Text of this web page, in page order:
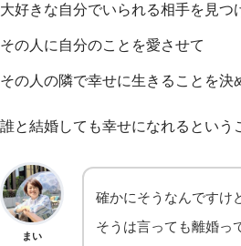
大好きな自分でいられる相手を見つ
その人に自分のことを愛させて
その人の隣で幸せに生きることを決
誰と結婚しても幸せになれるという
まい
確かにそうなんですけ
そうは言っても離婚っ